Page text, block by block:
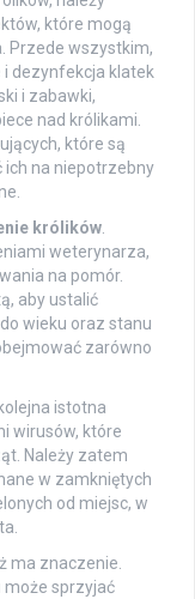
które mogą
Przede wszystkim,
i dezynfekcja klatek
i zabawki,
nad królikami.
które są
ich na niepotrzebny
królików
weterynarza,
na pomór.
aby ustalić
wieku oraz stanu
zarówno
istotna
wirusów, które
Należy zatem
w zamkniętych
od miejsc, w
ma znaczenie.
może sprzyjać